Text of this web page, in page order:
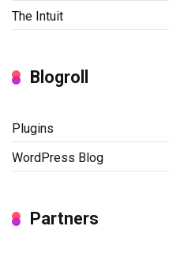
The Intuit
Blogroll
Plugins
WordPress Blog
Partners